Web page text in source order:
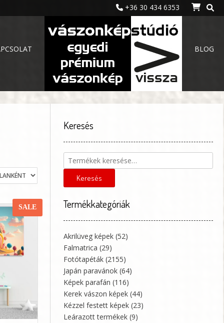
+36 30 434 6353
BLOG
SALE
Keresés
Keresés
a
következőre:
Keresés
Termékkategóriák
Akrilüveg képek (52)
Falmatrica (29)
Fotótapéták (2155)
Japán paravánok (64)
Képek parafán (116)
Kerek vászon képek (44)
Kézzel festett képek (23)
Leárazott termékek (9)